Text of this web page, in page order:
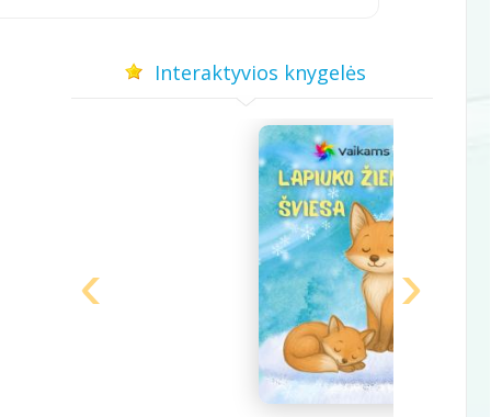
Interaktyvios knygelės